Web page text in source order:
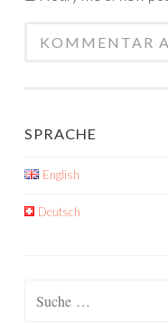
SPRACHE
English
Deutsch